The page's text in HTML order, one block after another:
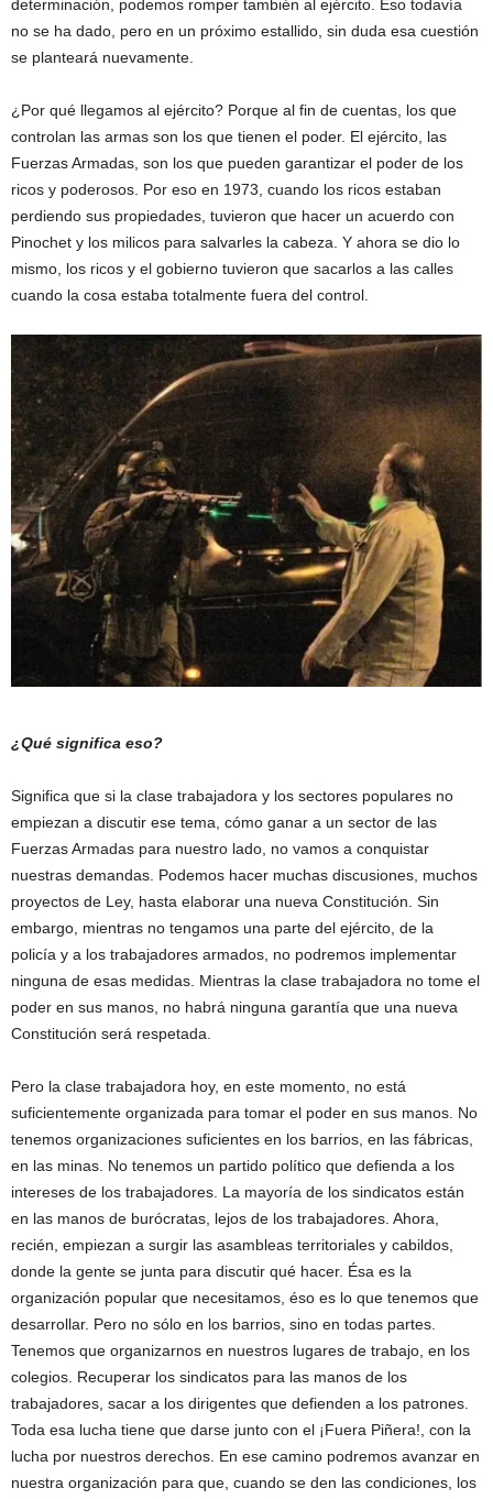
determinación, podemos romper también al ejército. Eso todavía
no se ha dado, pero en un próximo estallido, sin duda esa cuestión
se planteará nuevamente.
¿Por qué llegamos al ejército? Porque al fin de cuentas, los que
controlan las armas son los que tienen el poder. El ejército, las
Fuerzas Armadas, son los que pueden garantizar el poder de los
ricos y poderosos. Por eso en 1973, cuando los ricos estaban
perdiendo sus propiedades, tuvieron que hacer un acuerdo con
Pinochet y los milicos para salvarles la cabeza. Y ahora se dio lo
mismo, los ricos y el gobierno tuvieron que sacarlos a las calles
cuando la cosa estaba totalmente fuera del control.
¿Qué significa eso?
Significa que si la clase trabajadora y los sectores populares no
empiezan a discutir ese tema, cómo ganar a un sector de las
Fuerzas Armadas para nuestro lado, no vamos a conquistar
nuestras demandas. Podemos hacer muchas discusiones, muchos
proyectos de Ley, hasta elaborar una nueva Constitución. Sin
embargo, mientras no tengamos una parte del ejército, de la
policía y a los trabajadores armados, no podremos implementar
ninguna de esas medidas. Mientras la clase trabajadora no tome el
poder en sus manos, no habrá ninguna garantía que una nueva
Constitución será respetada.
Pero la clase trabajadora hoy, en este momento, no está
suficientemente organizada para tomar el poder en sus manos. No
tenemos organizaciones suficientes en los barrios, en las fábricas,
en las minas. No tenemos un partido político que defienda a los
intereses de los trabajadores. La mayoría de los sindicatos están
en las manos de burócratas, lejos de los trabajadores. Ahora,
recién, empiezan a surgir las asambleas territoriales y cabildos,
donde la gente se junta para discutir qué hacer. Ésa es la
organización popular que necesitamos, éso es lo que tenemos que
desarrollar. Pero no sólo en los barrios, sino en todas partes.
Tenemos que organizarnos en nuestros lugares de trabajo, en los
colegios. Recuperar los sindicatos para las manos de los
trabajadores, sacar a los dirigentes que defienden a los patrones.
Toda esa lucha tiene que darse junto con el ¡Fuera Piñera!, con la
lucha por nuestros derechos. En ese camino podremos avanzar en
nuestra organización para que, cuando se den las condiciones, los